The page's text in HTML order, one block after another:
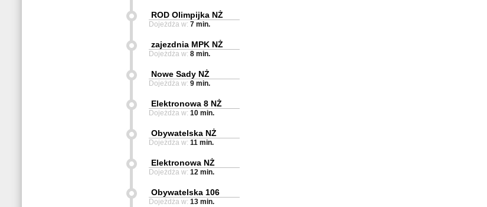
ROD Olimpijka NŻ
Dojeżdża w: 7 min.
zajezdnia MPK NŻ
Dojeżdża w: 8 min.
Nowe Sady NŻ
Dojeżdża w: 9 min.
Elektronowa 8 NŻ
Dojeżdża w: 10 min.
Obywatelska NŻ
Dojeżdża w: 11 min.
Elektronowa NŻ
Dojeżdża w: 12 min.
Obywatelska 106
Dojeżdża w: 13 min.